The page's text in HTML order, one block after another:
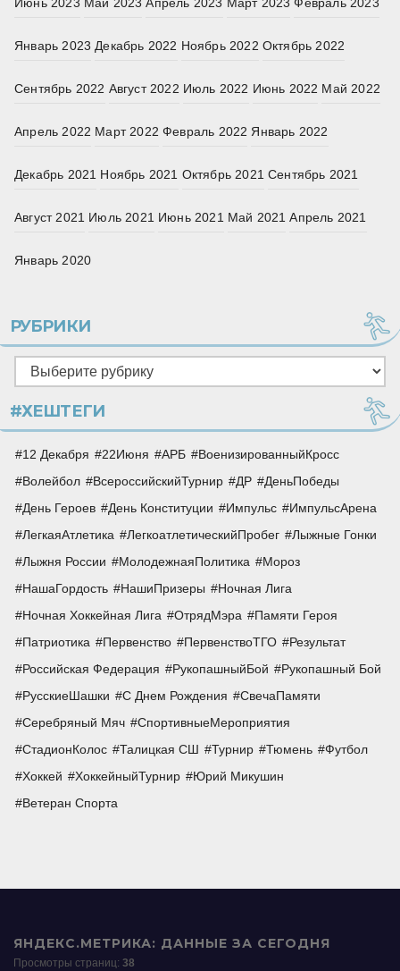
Январь 2023 Декабрь 2022 Ноябрь 2022 Октябрь 2022
Сентябрь 2022 Август 2022 Июль 2022 Июнь 2022 Май 2022
Апрель 2022 Март 2022 Февраль 2022 Январь 2022
Декабрь 2021 Ноябрь 2021 Октябрь 2021 Сентябрь 2021
Август 2021 Июль 2021 Июнь 2021 Май 2021 Апрель 2021
Январь 2020
РУБРИКИ
Рубрики
#ХЕШТЕГИ
12 Декабря 22Июня АРБ
ВоенизированныйКросс
Волейбол
ВсероссийскийТурнир ДР
ДеньПобеды
День Героев
День Конституции Импульс
ИмпульсАрена
ЛегкаяАтлетика
ЛегкоатлетическийПробег
Лыжные Гонки
Лыжня России
МолодежнаяПолитика
Мороз
НашаГордость
НашиПризеры
Ночная Лига
Ночная Хоккейная Лига
ОтрядМэра
Памяти Героя
Патриотика
Первенство ПервенствоТГО
Результат
Российская Федерация
РукопашныйБой
Рукопашный Бой
РусскиеШашки
С Днем Рождения
СвечаПамяти
Серебряный Мяч
СпортивныеМероприятия
СтадионКолос
Талицкая СШ Турнир Тюмень
Футбол
Хоккей
ХоккейныйТурнир
Юрий Микушин
Ветеран Спорта
ЯНДЕКС.МЕТРИКА: ДАННЫЕ ЗА СЕГОДНЯ
Просмотры страниц: 38